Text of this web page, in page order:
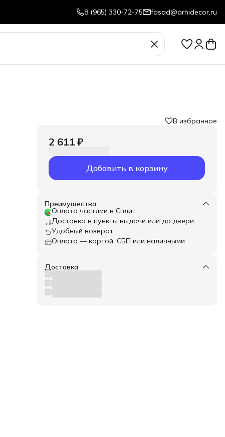
8 (965) 330-72-75 fasad@arhidecor.ru
В избранное
2 611 ₽
Добавить в корзину
Преимущества
Оплата частями в Сплит
Доставка в пункты выдачи или до двери
Удобный возврат
Оплата — картой, СБП или наличными
Доставка